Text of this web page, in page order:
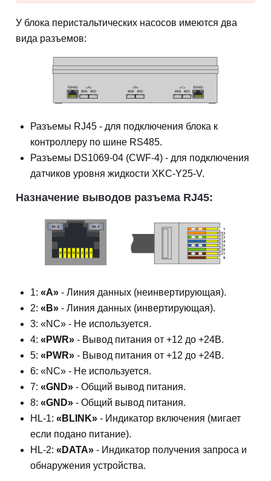
У блока перистальтическиx насосов имеются два
вида разъемов:
Разъемы RJ45 - для подключения блока к
контроллеру по шине RS485.
Разъемы DS1069-04 (CWF-4) - для подключения
датчиков уровня жидкости XKC-Y25-V.
Назначение выводов разъема RJ45:
1: «A» - Линия данных (неинвертирующая).
2: «B» - Линия данных (инвертирующая).
3: «NC» - Не используется.
4: «PWR» - Вывод питания от +12 до +24В.
5: «PWR» - Вывод питания от +12 до +24В.
6: «NC» - Не используется.
7: «GND» - Общий вывод питания.
8: «GND» - Общий вывод питания.
HL-1: «BLINK» - Индикатор включения (мигает
если подано питание).
HL-2: «DATA» - Индикатор получения запроса и
обнаружения устройства.